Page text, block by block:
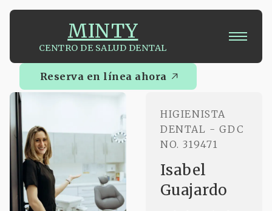
MINTY
CENTRO DE SALUD DENTAL
Reserva en línea ahora
HIGIENISTA
DENTAL - GDC
NO. 319471
Isabel
Guajardo